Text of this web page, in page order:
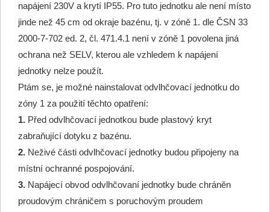
napájení 230V a krytí IP55. Pro tuto jednotku ale není místo
jinde než 45 cm od okraje bazénu, tj. v zóně 1. dle ČSN 33
2000-7-702 ed. 2, čl. 471.4.1 není v zóně 1 povolena jiná
ochrana než SELV, kterou ale vzhledem k napájení
jednotky nelze použít.
Ptám se, je možné nainstalovat odvlhčovací jednotku do
zóny 1 za použití těchto opatření:
1.Před odvlhčovací jednotkou bude plastový kryt
zabraňující dotyku z bazénu.
2.Neživé části odvlhčovací jednotky budou připojeny na
místní ochranné pospojování.
3.Napájecí obvod odvlhčovaní jednotky bude chráněn
proudovým chráničem s poruchovým proudem